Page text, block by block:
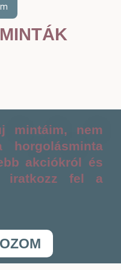
mintáim, nem
horgolásminta
akciókról és
iratkozz fel a